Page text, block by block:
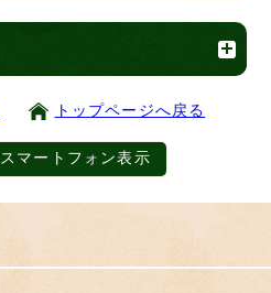
トップページへ戻る
スマートフォン表示